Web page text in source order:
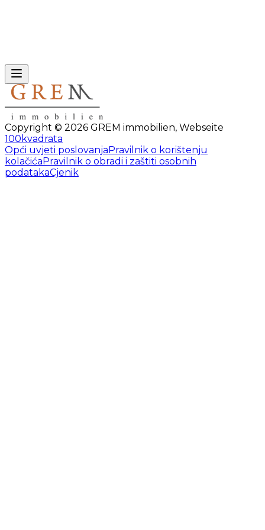
Copyright © 2026 GREM immobilien, Webseite
100kvadrata
Opći uvjeti poslovanjaPravilnik o korištenju
kolačićaPravilnik o obradi i zaštiti osobnih
podatakaCjenik